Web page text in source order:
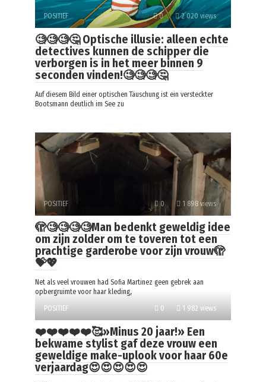
POSITIEF 0 2 020 views
🧐🧐🧐🤔 Optische illusie: alleen echte
detectives kunnen de schipper die
verborgen is in het meer binnen 9
seconden vinden!🧐🧐🧐🤔
Auf diesem Bild einer optischen Täuschung ist ein versteckter
Bootsmann deutlich im See zu
POSITIEF 0 1 898 views
🫣🧐🧐🧐🧐Man bedenkt geweldig idee
om zijn zolder om te toveren tot een
prachtige garderobe voor zijn vrouw🫣
💝💖
Net als veel vrouwen had Sofia Martinez geen gebrek aan
opbergruimte voor haar kleding,
POSITIEF
0 1 982 views
❤️❤️❤️❤️❤️🥰»Minus 20 jaar!» Een
bekwame stylist gaf deze vrouw een
geweldige make-uplook voor haar 60e
verjaardag😍😍😍😍😍